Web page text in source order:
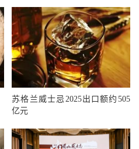
苏格兰威士忌2025出口额约505
亿元